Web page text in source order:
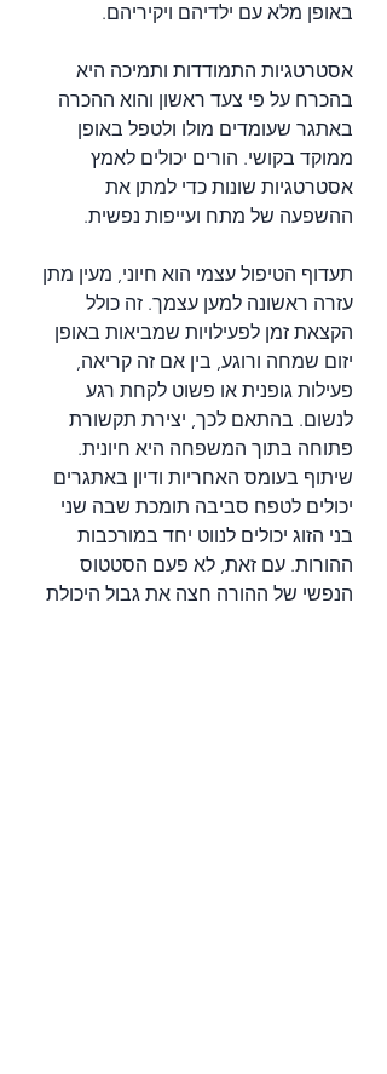
באופן מלא עם ילדיהם ויקיריהם.
אסטרטגיות התמודדות ותמיכה היא
בהכרח על פי צעד ראשון והוא ההכרה
באתגר שעומדים מולו ולטפל באופן
ממוקד בקושי. הורים יכולים לאמץ
אסטרטגיות שונות כדי למתן את
ההשפעה של מתח ועייפות נפשית.
תעדוף הטיפול עצמי הוא חיוני, מעין מתן
עזרה ראשונה למען עצמך. זה כולל
הקצאת זמן לפעילויות שמביאות באופן
יזום שמחה ורוגע, בין אם זה קריאה,
פעילות גופנית או פשוט לקחת רגע
לנשום. בהתאם לכך, יצירת תקשורת
פתוחה בתוך המשפחה היא חיונית.
שיתוף בעומס האחריות ודיון באתגרים
יכולים לטפח סביבה תומכת שבה שני
בני הזוג יכולים לנווט יחד במורכבות
ההורות. עם זאת, לא פעם הסטטוס
הנפשי של ההורה חצה את גבול היכולת